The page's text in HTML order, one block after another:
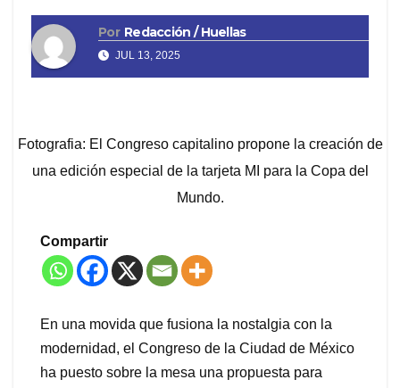
Por Redacción / Huellas
JUL 13, 2025
Fotografia: El Congreso capitalino propone la creación de
una edición especial de la tarjeta MI para la Copa del
Mundo.
Compartir
En una movida que fusiona la nostalgia con la
modernidad, el Congreso de la Ciudad de México
ha puesto sobre la mesa una propuesta para